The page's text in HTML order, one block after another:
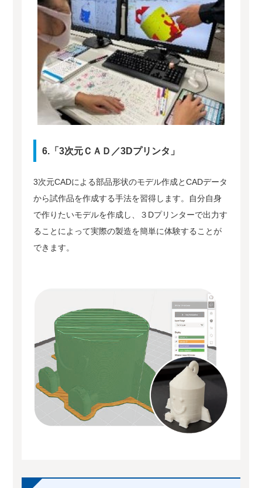
6.「3次元ＣＡＤ／3Dプリンタ」
3次元CADによる部品形状のモデル作成とCADデータ
から試作品を作成する手法を習得します。自分自身
で作りたいモデルを作成し、３Dプリンターで出力す
ることによって実際の製造を簡単に体験することが
できます。